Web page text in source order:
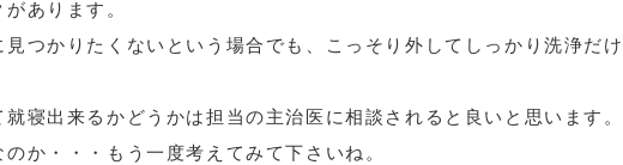
あります。
つかりたくないという場合でも、こっそり外してしっかり洗浄だけ
寝出来るかどうかは担当の主治医に相談されると良いと思います。
か・・・もう一度考えてみて下さいね。